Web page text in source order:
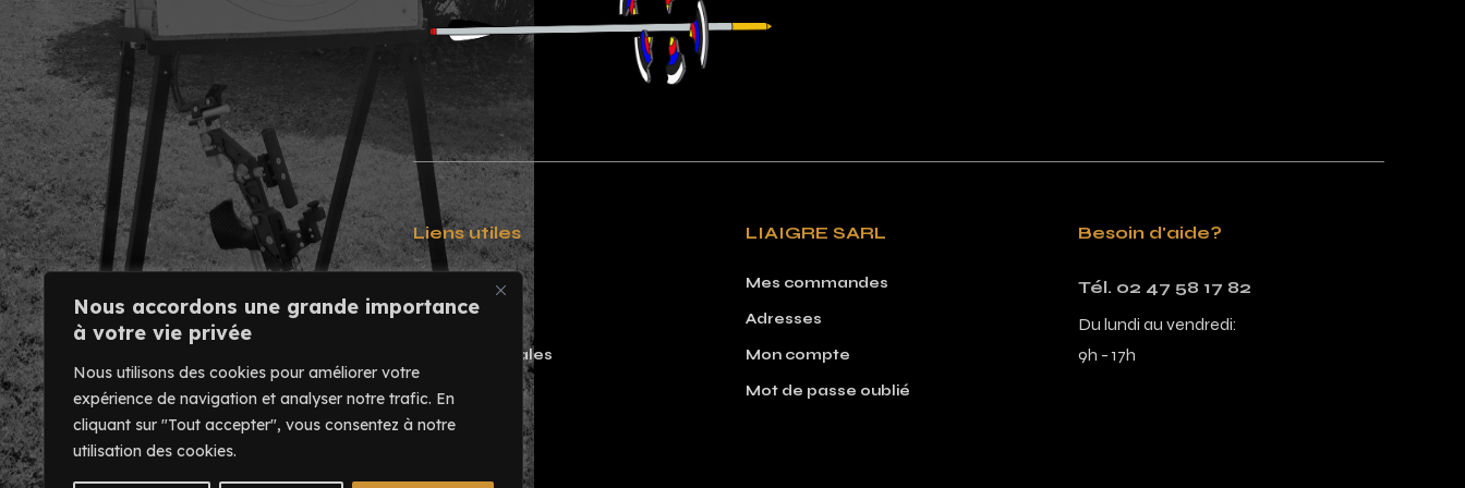
Nous accordons une grande importance
à votre vie privée
Nous utilisons des cookies pour améliorer votre
expérience de navigation et analyser notre trafic. En
cliquant sur "Tout accepter", vous consentez à notre
utilisation des cookies.
Liens utiles
Usinage
Mentions légales
LIAIGRE SARL
Mes commandes
Adresses
Mon compte
Mot de passe oublié
Besoin d'aide?
Tél. 02 47 58 17 82
Du lundi au vendredi:
9h - 17h